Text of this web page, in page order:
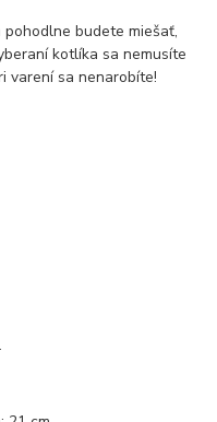
budete miešať,
kotlíka sa nemusíte
varení sa nenarobíte!